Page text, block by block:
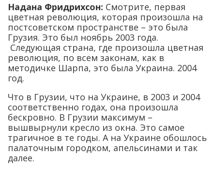
Надана Фридрихсон: Смотрите, первая
цветная революция, которая произошла на
постсоветском пространстве – это была
Грузия. Это был ноябрь 2003 года.
Следующая страна, где произошла цветная
революция, по всем законам, как в
методичке Шарпа, это была Украина. 2004
год.
Что в Грузии, что на Украине, в 2003 и 2004
соответственно годах, она произошла
бескровно. В Грузии максимум –
вышвырнули кресло из окна. Это самое
трагичное в те годы. А на Украине обошлось
палаточным городком, апельсинами и так
далее.